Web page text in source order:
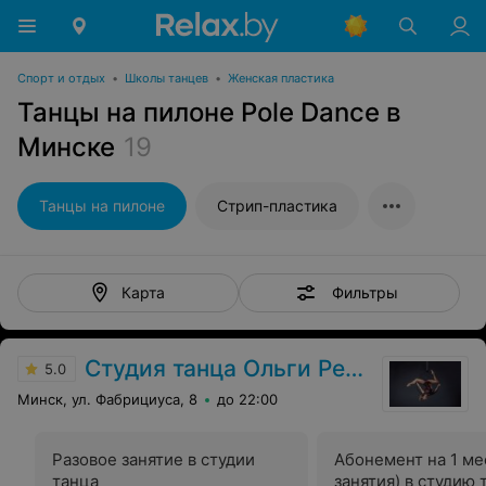
Спорт и отдых • Школы танцев • Женская пластика
Танцы на пилоне Pole Dance в
Минске 19
Танцы на пилоне Стрип-пластика
Карта Фильтры
5.0 Студия танца Ольги Репиной
Минск, ул. Фабрициуса, 8 до 22:00
Разовое занятие в студии
танца
Абонемент на 1
занятия) в студию